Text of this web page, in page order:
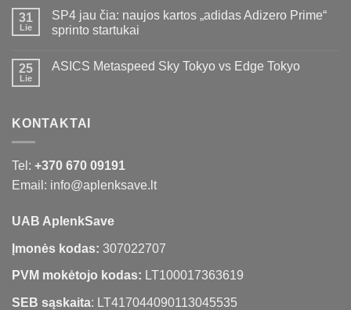
31
Lie
SP4 jau čia: naujos kartos „adidas Adizero Prime“
sprinto startukai
25
Lie
ASICS Metaspeed Sky Tokyo vs Edge Tokyo
KONTAKTAI
Tel: +370 670 09191
Email: info@aplenksave.lt
UAB AplenkSave
Įmonės kodas: 307022707
PVM mokėtojo kodas: LT100017363619
SEB sąskaita: LT417044090113045535